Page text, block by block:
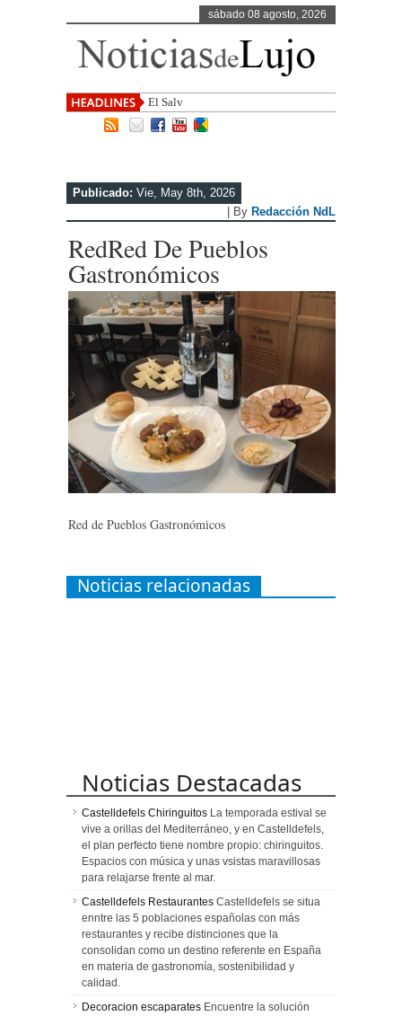
sábado 08 agosto, 2026
El Salvador, uno de los destin
Publicado: Vie, May 8th, 2026
| By Redacción NdL
RedRed De Pueblos
Gastronómicos
Red de Pueblos Gastronómicos
Noticias relacionadas
Noticias Destacadas
Castelldefels Chiringuitos La temporada estival se
vive a orillas del Mediterráneo, y en Castelldefels,
el plan perfecto tiene nombre propio: chiringuitos.
Espacios con música y unas vsistas maravillosas
para relajarse frente al mar.
Castelldefels Restaurantes Castelldefels se situa
enntre las 5 poblaciones españolas con más
restaurantes y recibe distinciones que la
consolidan como un destino referente en España
en materia de gastronomía, sostenibilidad y
calidad.
Decoracion escaparates Encuentre la solución